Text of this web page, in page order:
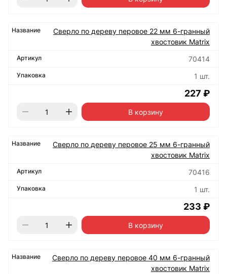
Сверло по дереву перовое 22 мм 6-гранный
хвостовик Matrix
70414
1 шт.
227 ₽
В корзину
Сверло по дереву перовое 25 мм 6-гранный
хвостовик Matrix
70416
1 шт.
233 ₽
В корзину
Сверло по дереву перовое 40 мм 6-гранный
хвостовик Matrix